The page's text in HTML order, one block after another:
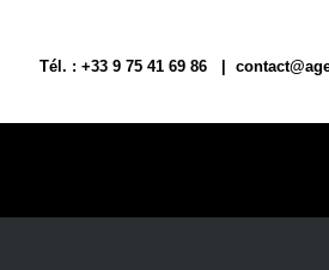
Tél. : +33 9 75 41 69 86 |